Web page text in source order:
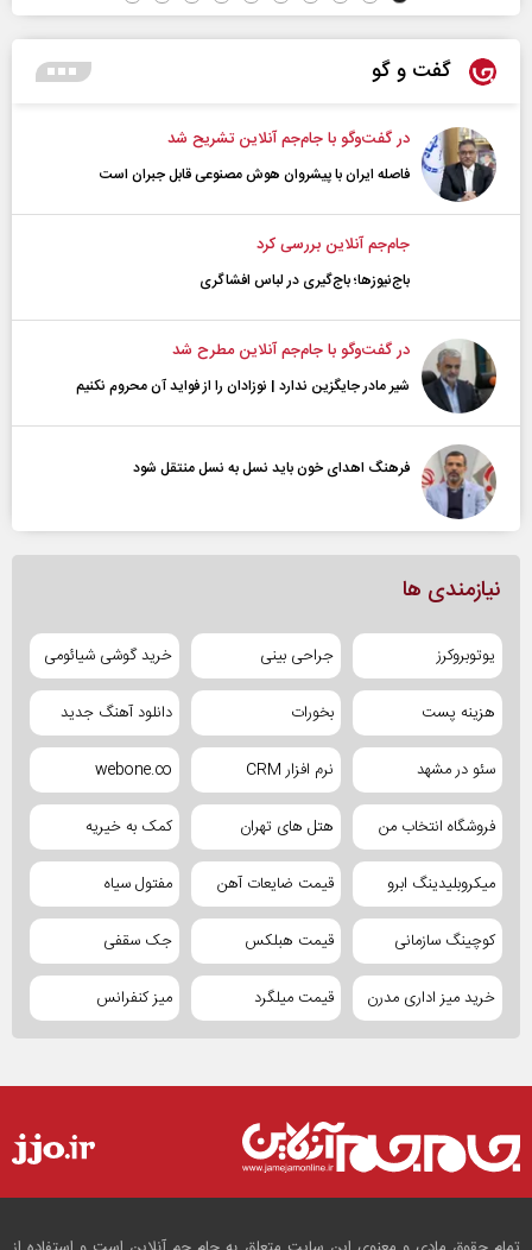
گفت و گو
در گفت‌و‌گو با جام‌جم آنلاین تشریح شد
فاصله ایران با پیشرو‌ان هوش مصنوعی قابل جبران است
جام‌جم آنلاین بررسی کرد
باج‌نیوزها؛ باج‌گیری در لباس افشاگری
در گفت‌و‌گو با جام‌جم آنلاین مطرح شد
شیر مادر جایگزین ندارد | نوزادان را از فواید آن محروم نکنیم
فرهنگ اهدای خون باید نسل به نسل منتقل شود
نیازمندی ها
یوتوبروکرز جراحی بینی خرید گوشی شیائومی
هزینه پست بخورات دانلود آهنگ جدید
سئو در مشهد نرم افزار CRM webone.co
فروشگاه انتخاب من هتل های تهران کمک به خیریه
میکروبلیدینگ ابرو قیمت ضایعات آهن مفتول سیاه
کوچینگ سازمانی قیمت هبلکس جک سقفی
خرید میز اداری مدرن قیمت میلگرد میز کنفرانس